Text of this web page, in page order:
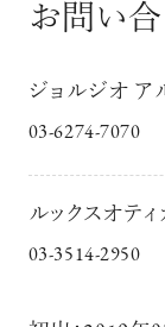
お問い
ジョルジオ ア
03-6274-7070
ルックスオテ
03-3514-2950